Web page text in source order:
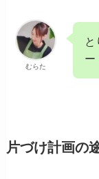
むらた
と
ー
片づけ計画の